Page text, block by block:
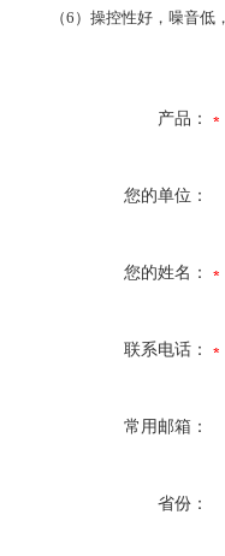
（6）操控性好，噪音
产品：
您的单位：
您的姓名：
联系电话：
常用邮箱：
省份：